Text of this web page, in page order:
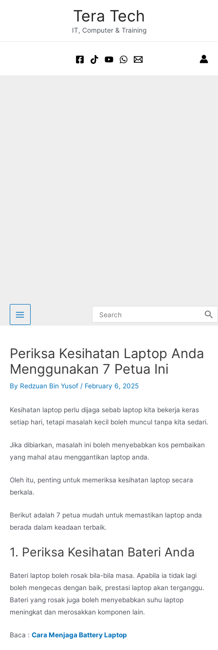
Tera Tech
IT, Computer & Training
for:
Periksa Kesihatan Laptop Anda
Menggunakan 7 Petua Ini
By Redzuan Bin Yusof / February 6, 2025
Kesihatan laptop perlu dijaga sebab laptop kita bekerja keras
setiap hari, tetapi masalah kecil boleh muncul tanpa kita sedari.
Jika dibiarkan, masalah ini boleh menyebabkan kos pembaikan
yang mahal atau menggantikan laptop anda.
Oleh itu, penting untuk memeriksa kesihatan laptop secara
berkala.
Berikut adalah 7 petua mudah untuk memastikan laptop anda
berada dalam keadaan terbaik.
1. Periksa Kesihatan Bateri Anda
Bateri laptop boleh rosak bila-bila masa. Apabila ia tidak lagi
boleh mengecas dengan baik, prestasi laptop akan terganggu.
Bateri yang rosak juga boleh menyebabkan suhu laptop
meningkat dan merosakkan komponen lain.
Baca : Cara Menjaga Battery Laptop